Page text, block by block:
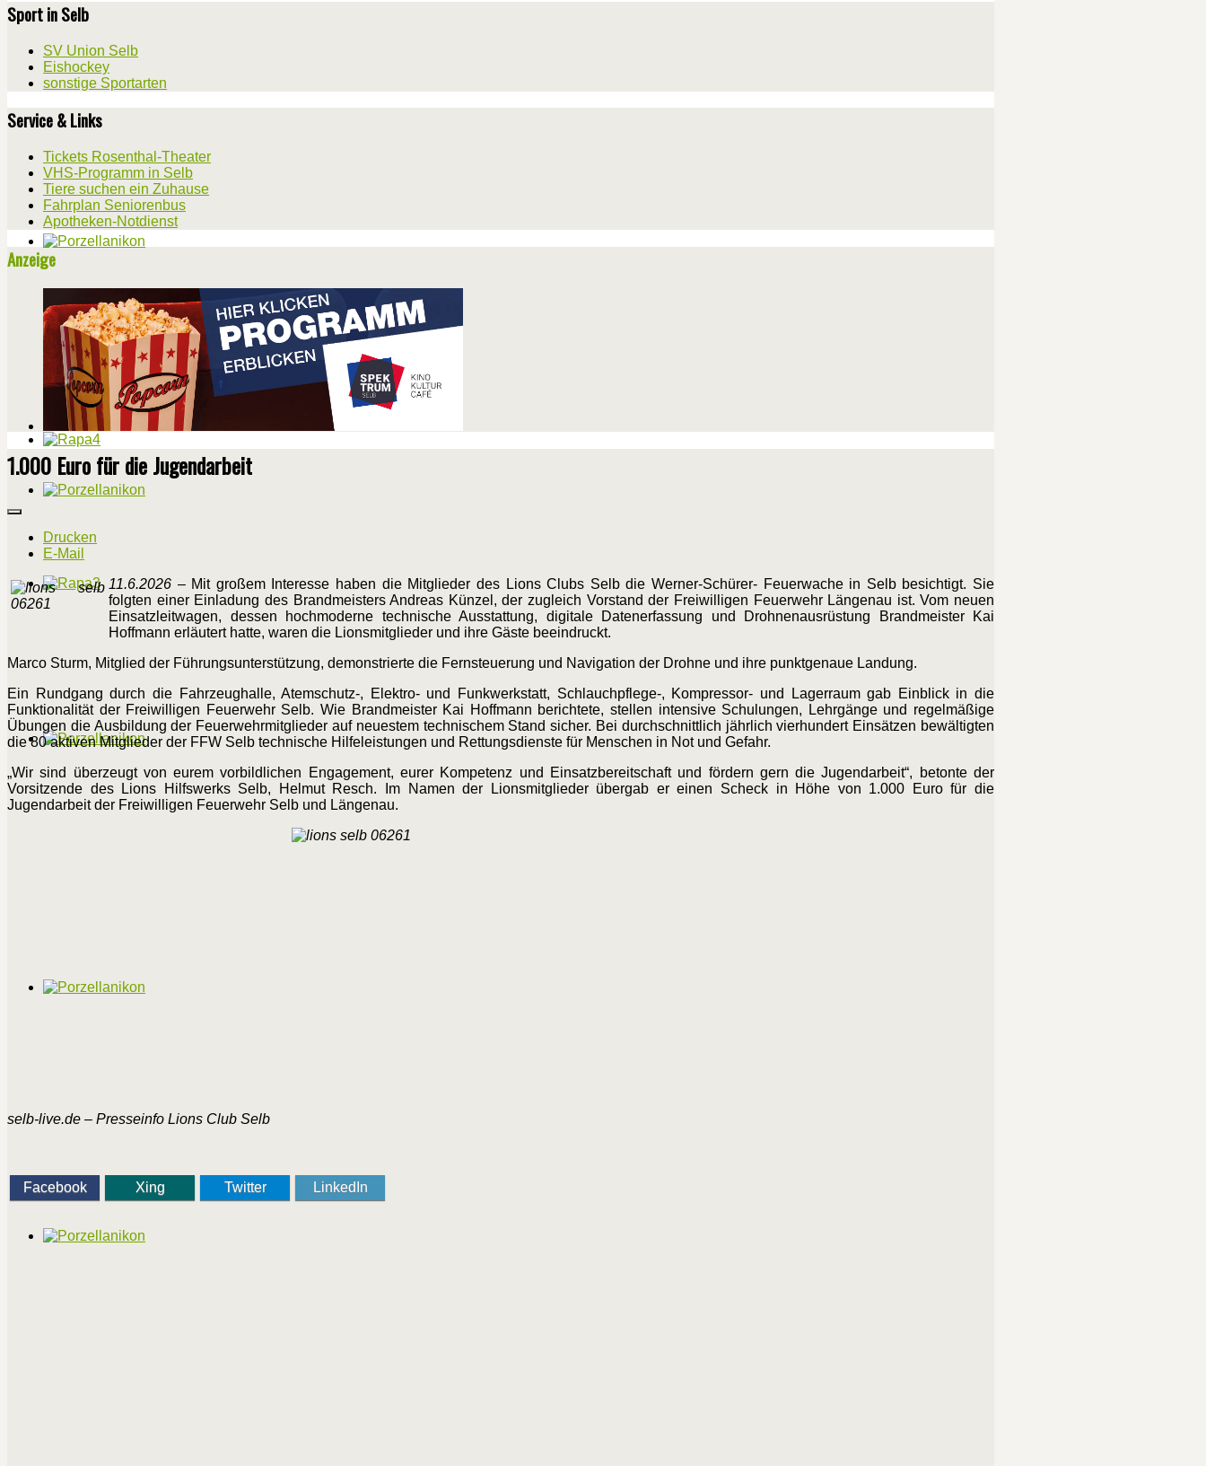
Sport in Selb
SV Union Selb
Eishockey
sonstige Sportarten
Service & Links
Tickets Rosenthal-Theater
VHS-Programm in Selb
Tiere suchen ein Zuhause
Fahrplan Seniorenbus
Apotheken-Notdienst
Anzeige
1.000 Euro für die Jugendarbeit
Drucken
E-Mail
11.6.2026 – Mit großem Interesse haben die Mitglieder des Lions Clubs Selb die Werner-Schürer- Feuerwache in Selb besichtigt. Sie
folgten einer Einladung des Brandmeisters Andreas Künzel, der zugleich Vorstand der Freiwilligen Feuerwehr Längenau ist. Vom neuen
Einsatzleitwagen, dessen hochmoderne technische Ausstattung, digitale Datenerfassung und Drohnenausrüstung Brandmeister Kai
Hoffmann erläutert hatte, waren die Lionsmitglieder und ihre Gäste beeindruckt.
Marco Sturm, Mitglied der Führungsunterstützung, demonstrierte die Fernsteuerung und Navigation der Drohne und ihre punktgenaue Landung.
Ein Rundgang durch die Fahrzeughalle, Atemschutz-, Elektro- und Funkwerkstatt, Schlauchpflege-, Kompressor- und Lagerraum gab Einblick in die
Funktionalität der Freiwilligen Feuerwehr Selb. Wie Brandmeister Kai Hoffmann berichtete, stellen intensive Schulungen, Lehrgänge und regelmäßige
Übungen die Ausbildung der Feuerwehrmitglieder auf neuestem technischem Stand sicher. Bei durchschnittlich jährlich vierhundert Einsätzen bewältigten
die 80 aktiven Mitglieder der FFW Selb technische Hilfeleistungen und Rettungsdienste für Menschen in Not und Gefahr.
„Wir sind überzeugt von eurem vorbildlichen Engagement, eurer Kompetenz und Einsatzbereitschaft und fördern gern die Jugendarbeit“, betonte der
Vorsitzende des Lions Hilfswerks Selb, Helmut Resch. Im Namen der Lionsmitglieder übergab er einen Scheck in Höhe von 1.000 Euro für die
Jugendarbeit der Freiwilligen Feuerwehr Selb und Längenau.
selb-live.de – Presseinfo Lions Club Selb
Facebook Xing Twitter LinkedIn